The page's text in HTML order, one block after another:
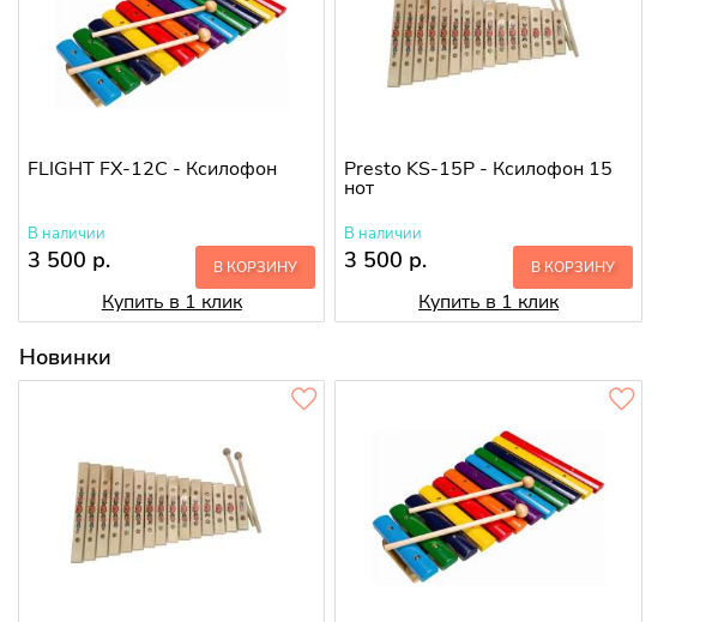
FLIGHT FX-12C - Ксилофон
В наличии
3 500 р. В КОРЗИНУ
Купить в 1 клик
Presto KS-15P - Ксилофон 15
нот
В наличии
3 500 р. В КОРЗИНУ
Купить в 1 клик
Новинки